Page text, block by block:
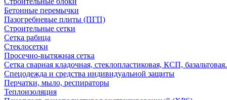
Бетонные перемычки
Пазогребневые плиты (ПГП)
Строительные сетки
Сетка рабица
Стеклосетки
Просечно-вытяжная сетка
Сетка сварная кладочная, стеклопластиковая, КСП, базальтовая.
Спецодежда и средства индивидуальной защиты
Перчатки, мыло, респираторы
Теплоизоляция